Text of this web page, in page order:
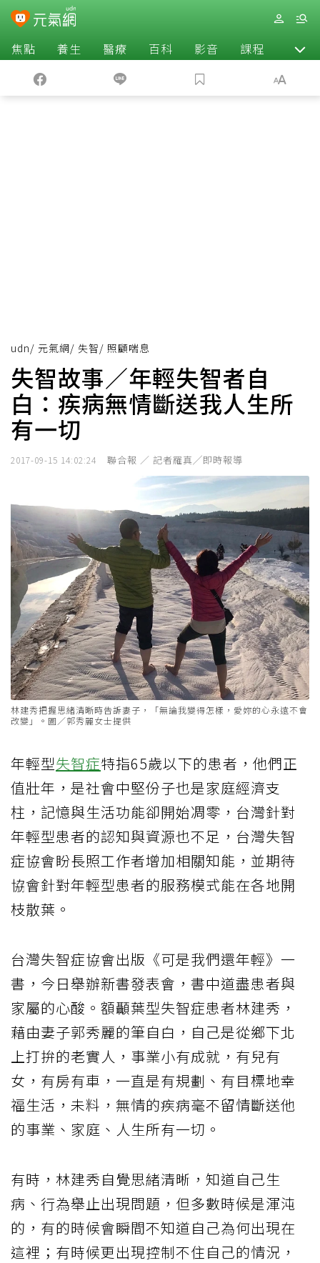
焦點 養生 醫療 百科 影音 課程 退休
udn/ 元氣網/ 失智/ 照顧喘息
失智故事／年輕失智者自
白：疾病無情斷送我人生所
有一切
2017-09-15 14:02:24 聯合報 ／ 記者羅真╱即時報導
林建秀把握思緒清晰時告訴妻子，「無論我變得怎樣，愛妳的心永遠不會
改變」。圖／郭秀麗女士提供
年輕型失智症特指65歲以下的患者，他們正
值壯年，是社會中堅份子也是家庭經濟支
柱，記憶與生活功能卻開始凋零，台灣針對
年輕型患者的認知與資源也不足，台灣失智
症協會盼長照工作者增加相關知能，並期待
協會針對年輕型患者的服務模式能在各地開
枝散葉。
台灣失智症協會出版《可是我們還年輕》一
書，今日舉辦新書發表會，書中道盡患者與
家屬的心酸。額顳葉型失智症患者林建秀，
藉由妻子郭秀麗的筆自白，自己是從鄉下北
上打拚的老實人，事業小有成就，有兒有
女，有房有車，一直是有規劃、有目標地幸
福生活，未料，無情的疾病毫不留情斷送他
的事業、家庭、人生所有一切。
有時，林建秀自覺思緒清晰，知道自己生
病、行為舉止出現問題，但多數時候是渾沌
的，有的時候會瞬間不知道自己為何出現在
這裡；有時候更出現控制不住自己的情況，